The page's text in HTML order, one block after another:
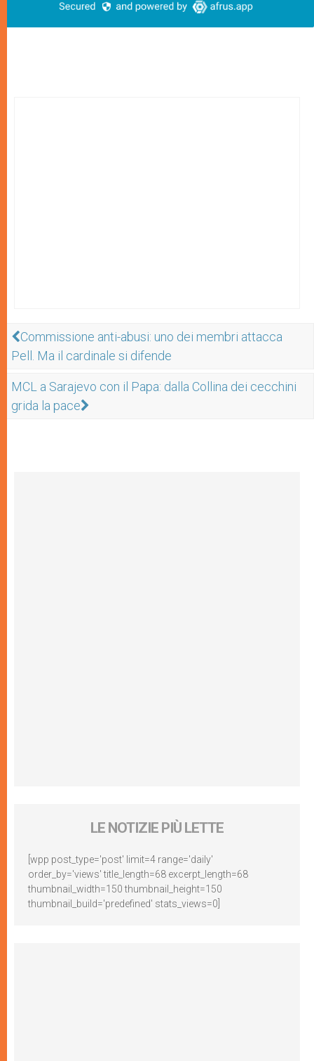
Commissione anti-abusi: uno dei membri attacca
Pell. Ma il cardinale si difende
MCL a Sarajevo con il Papa: dalla Collina dei cecchini
grida la pace
LE NOTIZIE PIÙ LETTE
[wpp post_type='post' limit=4 range='daily'
order_by='views' title_length=68 excerpt_length=68
thumbnail_width=150 thumbnail_height=150
thumbnail_build='predefined' stats_views=0]